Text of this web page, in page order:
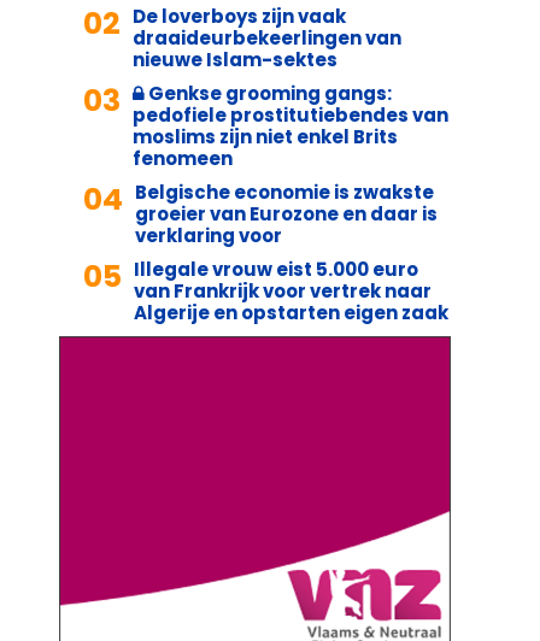
02 De loverboys zijn vaak
draaideurbekeerlingen van
nieuwe Islam-sektes
03
Genkse grooming gangs:
pedofiele prostitutiebendes van
moslims zijn niet enkel Brits
fenomeen
04 Belgische economie is zwakste
groeier van Eurozone en daar is
verklaring voor
05 Illegale vrouw eist 5.000 euro
van Frankrijk voor vertrek naar
Algerije en opstarten eigen zaak